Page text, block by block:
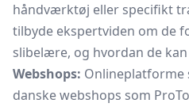
håndværktøj eller specifikt
tilbyde ekspertviden om de
slibelære, og hvordan de
Webshops: Onlineplatforme
danske webshops som